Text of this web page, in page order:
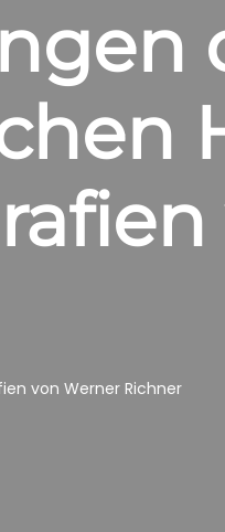
von Werner Richner